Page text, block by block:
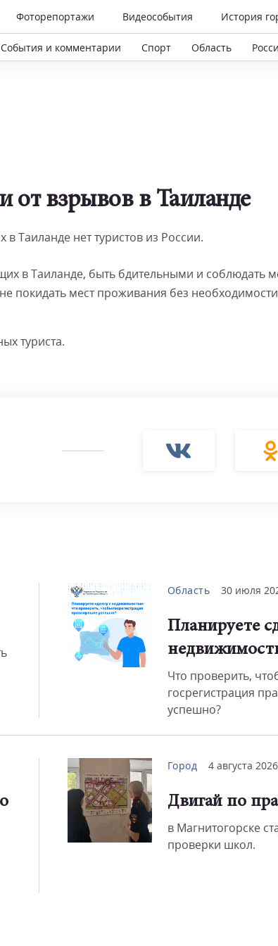
Фоторепортажи Видеособытия История
События и комментарии Спорт Область
от взрывов в Таиланде
Таиланде нет туристов из России.
в Таиланде, быть бдительными и соблюдать
покидать мест проживания без
туриста.
Область 30 июля
Планируете
Что проверить,
госрегистрация
успешно?
Город 4 августа 2026
Двигай по
в Магнитогорске
проверки школ.